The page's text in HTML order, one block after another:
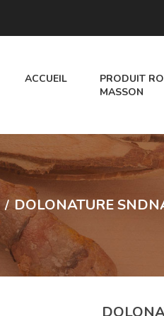
ACCUEIL
PRODUIT
MASSON
DOLONATURE